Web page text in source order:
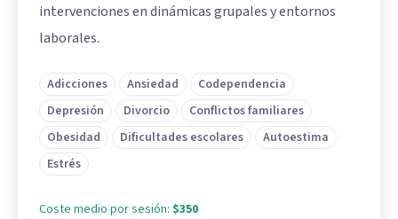
intervenciones en dinámicas grupales y entornos
laborales.
Adicciones Ansiedad
Codependencia
Depresión
Divorcio
Conflictos familiares
Obesidad
Dificultades escolares
Autoestima
Estrés
Coste medio por sesión: $350